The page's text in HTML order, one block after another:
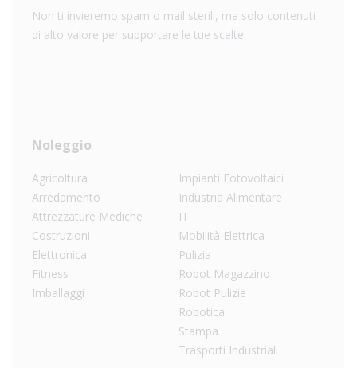
Non ti invieremo spam o mail sterili, ma solo contenuti
di alto valore per supportare le tue scelte.
Noleggio
Agricoltura
Arredamento
Attrezzature Mediche
Costruzioni
Elettronica
Fitness
Imballaggi
Impianti Fotovoltaici
Industria Alimentare
IT
Mobilità Elettrica
Pulizia
Robot Magazzino
Robot Pulizie
Robotica
Stampa
Trasporti Industriali